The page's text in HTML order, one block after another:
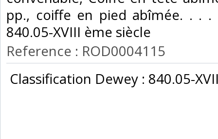
pp., coiffe en pied abîmée. . . .
840.05-XVIII ème siècle‎
Reference : ROD0004115
Classification Dewey : 840.05-